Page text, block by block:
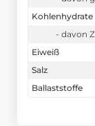
Kohlenhydrate
- davon
Eiweiß
Salz
Ballaststoffe